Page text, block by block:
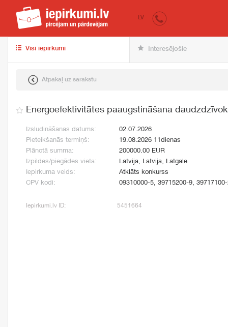
iepirkumi.lv
LV
Visi iepirkumi Interesējošie
Atpakaļ uz sarakstu
Energoefektivitātes paaugstināšana
Izsludināšanas datums:
02.07.2026
Pieteikšanās termiņš:
19.08.2026 11dienas
Plānotā summa:
200000.00 EUR
Izpildes/piegādes vieta:
Latvija, Latvija, Latgale
Iepirkuma veids:
Atklāts konkurss
CPV kodi:
09310000-5, 39715200-9,
Iepirkumi.lv ID: 5451664